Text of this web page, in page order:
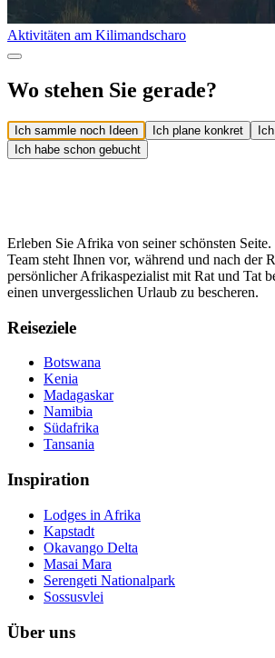
Aktivitäten am Kilimandscharo
Wo stehen Sie gerade?
Ich sammle noch Ideen Ich plane konkret
Ich habe schon gebucht
Erleben Sie Afrika von seiner schönsten
Team steht Ihnen vor, während und nach der
persönlicher Afrikaspezialist mit Rat und Tat
einen unvergesslichen Urlaub zu bescheren.
Reiseziele
Botswana
Kenia
Madagaskar
Namibia
Südafrika
Tansania
Inspiration
Lodges in Afrika
Kapstadt
Okavango Delta
Masai Mara
Serengeti Nationalpark
Sossusvlei
Über uns